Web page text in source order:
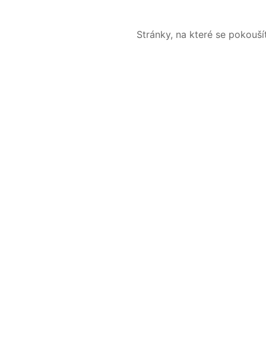
Stránky, na které se